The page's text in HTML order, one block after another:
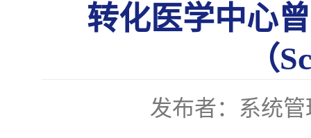
转化医学中心
（
发布者：系统